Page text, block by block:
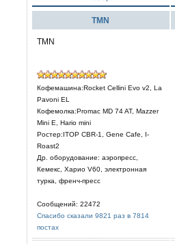
TMN
TMN
Кофемашина:Rocket Cellini Evo v2, La
Pavoni EL
Кофемолка:Promac MD 74 AT, Mazzer
Mini E, Hario mini
Ростер:ITOP CBR-1, Gene Cafe, I-
Roast2
Др. оборудование: аэропресс,
Кемекс, Харио V60, электронная
турка, френч-пресс
Сообщений: 22472
Спасибо сказали 9821 раз в 7814
постах